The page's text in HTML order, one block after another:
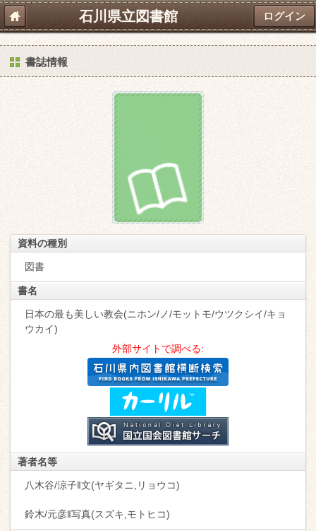
石川県立図書館 ログイン
書誌情報
資料の種別
図書
書名
日本の最も美しい教会(ニホン/ノ/モットモ/ウツクシイ/キョ
ウカイ)
外部サイトで調べる:
著者名等
八木谷/涼子‖文(ヤギタニ,リョウコ)
鈴木/元彦‖写真(スズキ,モトヒコ)